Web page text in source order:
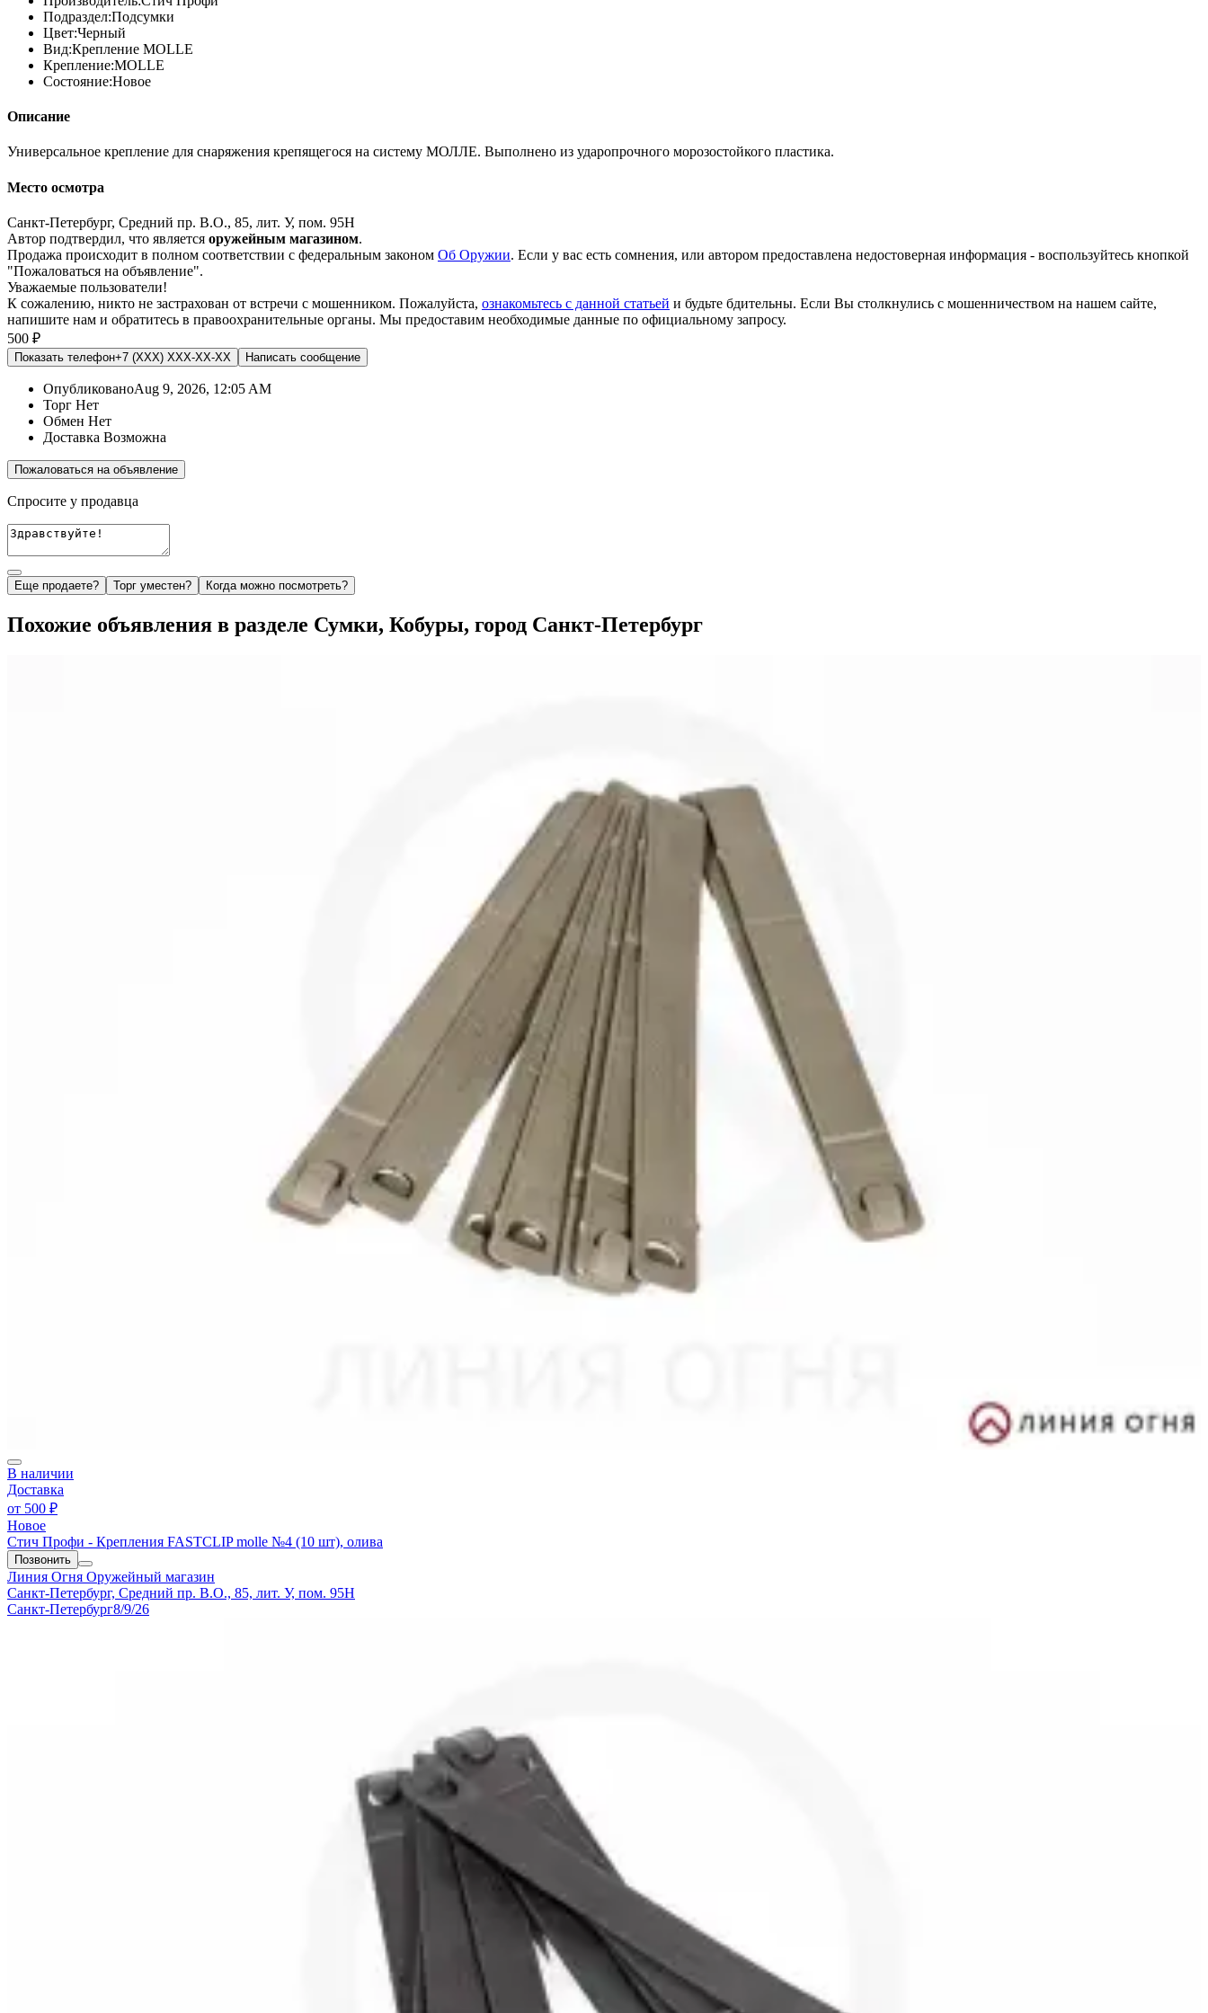
Подраздел:Подсумки
Цвет:Черный
Вид:Крепление MOLLE
Крепление:MOLLE
Состояние:Новое
Описание
Универсальное крепление для снаряжения крепящегося на систему МОЛЛЕ. Выполнено из ударопрочного морозостойкого пластика.
Место осмотра
Санкт-Петербург, Средний пр. В.О., 85, лит. У, пом. 95Н
Автор подтвердил, что является оружейным магазином.
Продажа происходит в полном соответствии с федеральным законом Об Оружии. Если у вас есть сомнения, или автором предоставлена недостоверная информация - воспользуйтесь кнопкой
"Пожаловаться на объявление".
Уважаемые пользователи!
К сожалению, никто не застрахован от встречи с мошенником. Пожалуйста, ознакомьтесь с данной статьей и будьте бдительны. Если Вы столкнулись с мошенничеством на нашем сайте,
напишите нам и обратитесь в правоохранительные органы. Мы предоставим необходимые данные по официальному запросу.
500 ₽
Показать телефон+7 (XXX) XXX-XX-XX Написать сообщение
ОпубликованоAug 9, 2026, 12:05 AM
Торг Нет
Обмен Нет
Доставка Возможна
Пожаловаться на объявление
Спросите у продавца
Еще продаете? Торг уместен? Когда можно посмотреть?
Похожие объявления в разделе Сумки, Кобуры, город Санкт-Петербург
В наличии
Доставка
от 500 ₽
Новое
Стич Профи - Крепления FASTCLIP molle №4 (10 шт), олива
Позвонить
Линия Огня Оружейный магазин
Санкт-Петербург, Средний пр. В.О., 85, лит. У, пом. 95Н
Санкт-Петербург8/9/26